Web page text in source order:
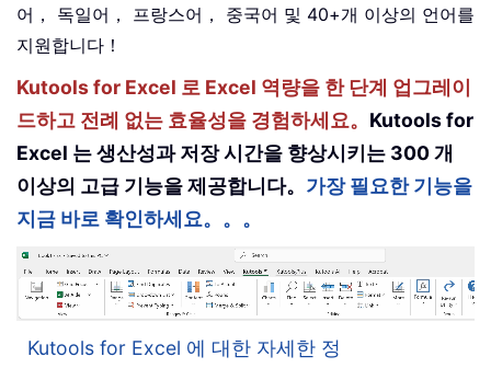
어， 독일어， 프랑스어， 중국어 및 40+개 이상의 언어를
지원합니다！
Kutools for Excel 로 Excel 역량을 한 단계 업그레이
드하고 전례 없는 효율성을 경험하세요。 Kutools for
Excel 는 생산성과 저장 시간을 향상시키는 300 개
이상의 고급 기능을 제공합니다。 가장 필요한 기능을
지금 바로 확인하세요。。。
Kutools for Excel 에 대한 자세한 정